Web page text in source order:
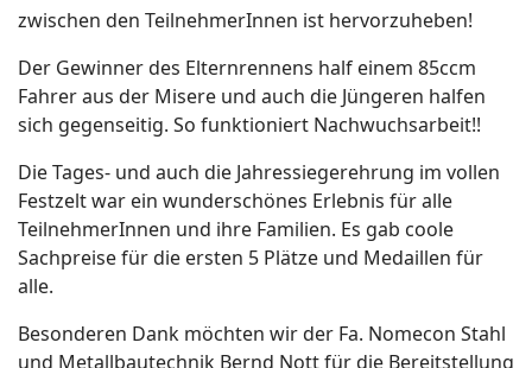
zwischen den TeilnehmerInnen ist hervorzuheben!
Der Gewinner des Elternrennens half einem 85ccm
Fahrer aus der Misere und auch die Jüngeren halfen
sich gegenseitig. So funktioniert Nachwuchsarbeit!!
Die Tages- und auch die Jahressiegerehrung im vollen
Festzelt war ein wunderschönes Erlebnis für alle
TeilnehmerInnen und ihre Familien. Es gab coole
Sachpreise für die ersten 5 Plätze und Medaillen für
alle.
Besonderen Dank möchten wir der Fa. Nomecon Stahl
und Metallbautechnik Bernd Nott für die Bereitstellung